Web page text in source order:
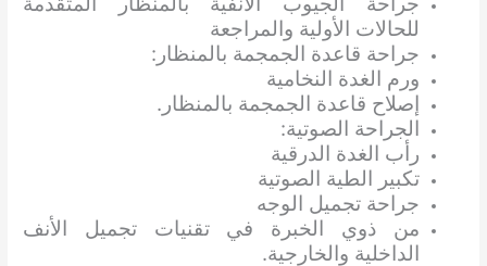
للحالات الأولية والمراجعة
جراحة قاعدة الجمجمة بالمنظار:
ورم الغدة النخامية
إصلاح قاعدة الجمجمة بالمنظار.
الجراحة الصوتية:
رأب الغدة الدرقية
تكبير الطية الصوتية
جراحة تجميل الوجه
من ذوي الخبرة في تقنيات تجميل الأنف
الداخلية والخارجية.